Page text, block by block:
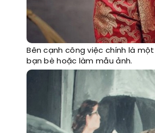
Bên cạnh công việc chính là
bạn bè hoặc làm mẫu ảnh.